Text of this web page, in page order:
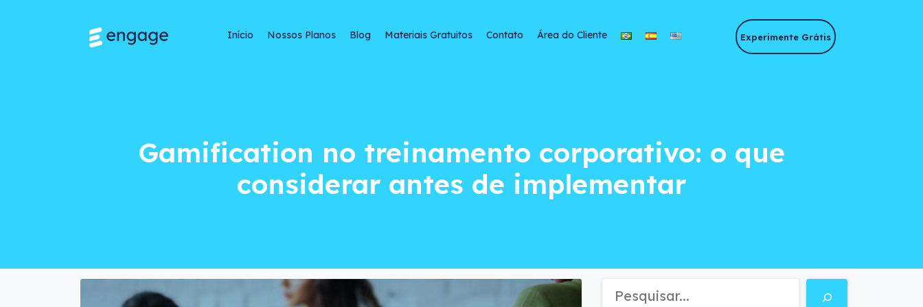
Início Nossos Planos Blog Materiais Gratuitos Contato Área do Cliente Experimente Grátis
Gamification no treinamento corporativo: o que
considerar antes de implementar